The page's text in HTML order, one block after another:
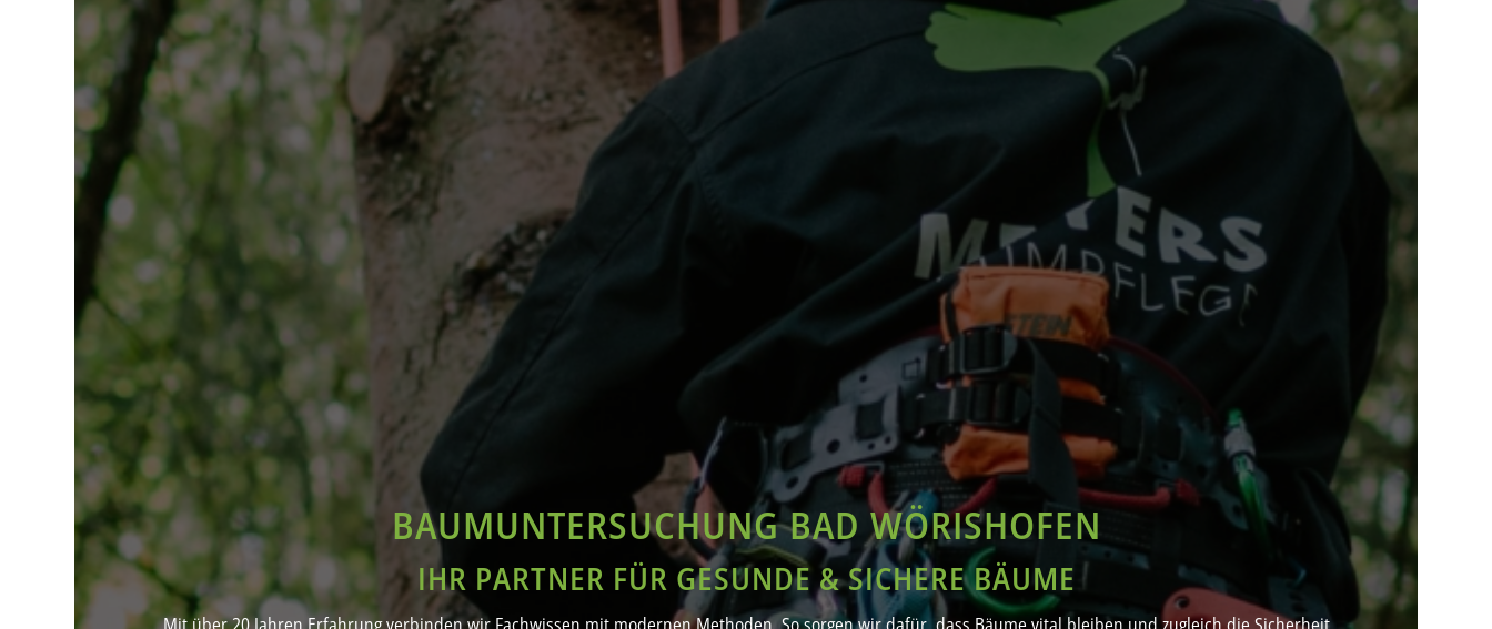
BAUMUNTERSUCHUNG BAD WÖRISHOFEN
IHR PARTNER FÜR GESUNDE & SICHERE BÄUME
Mit über 20 Jahren Erfahrung verbinden wir Fachwissen mit modernen Methoden. So sorgen wir dafür, dass Bäume vital bleiben und zugleich die Sicherheit